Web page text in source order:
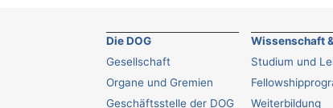
Die DOG
Gesellschaft
Organe und Gremien
Geschäftsstelle der DOG
Wissenschaft
Studium und
Weiterbildung